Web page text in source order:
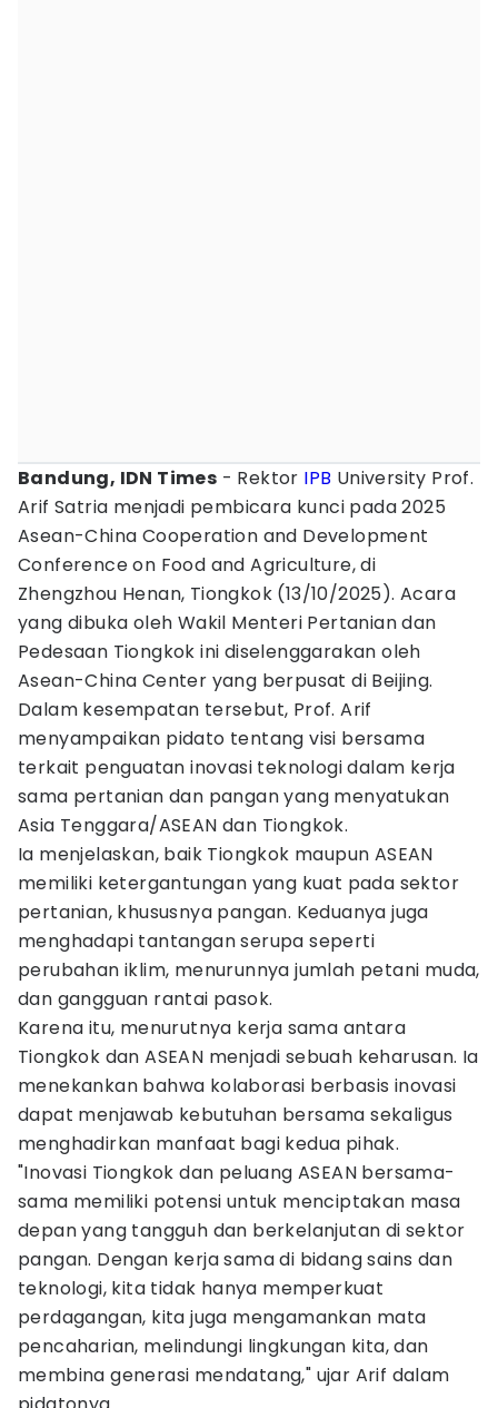
Bandung, IDN Times - Rektor IPB University Prof.
Arif Satria menjadi pembicara kunci pada 2025
Asean-China Cooperation and Development
Conference on Food and Agriculture, di
Zhengzhou Henan, Tiongkok (13/10/2025). Acara
yang dibuka oleh Wakil Menteri Pertanian dan
Pedesaan Tiongkok ini diselenggarakan oleh
Asean-China Center yang berpusat di Beijing.
Dalam kesempatan tersebut, Prof. Arif
menyampaikan pidato tentang visi bersama
terkait penguatan inovasi teknologi dalam kerja
sama pertanian dan pangan yang menyatukan
Asia Tenggara/ASEAN dan Tiongkok.
Ia menjelaskan, baik Tiongkok maupun ASEAN
memiliki ketergantungan yang kuat pada sektor
pertanian, khususnya pangan. Keduanya juga
menghadapi tantangan serupa seperti
perubahan iklim, menurunnya jumlah petani muda,
dan gangguan rantai pasok.
Karena itu, menurutnya kerja sama antara
Tiongkok dan ASEAN menjadi sebuah keharusan. Ia
menekankan bahwa kolaborasi berbasis inovasi
dapat menjawab kebutuhan bersama sekaligus
menghadirkan manfaat bagi kedua pihak.
"Inovasi Tiongkok dan peluang ASEAN bersama-
sama memiliki potensi untuk menciptakan masa
depan yang tangguh dan berkelanjutan di sektor
pangan. Dengan kerja sama di bidang sains dan
teknologi, kita tidak hanya memperkuat
perdagangan, kita juga mengamankan mata
pencaharian, melindungi lingkungan kita, dan
membina generasi mendatang," ujar Arif dalam